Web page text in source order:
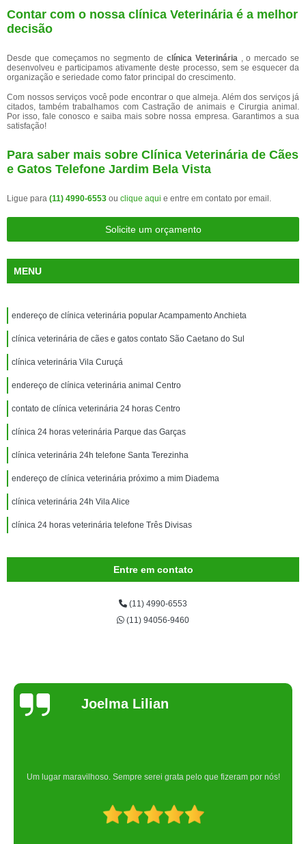
Contar com o nossa clínica Veterinária é a melhor
decisão
Desde que começamos no segmento de clínica Veterinária , o mercado se
desenvolveu e participamos ativamente deste processo, sem se esquecer da
organização e seriedade como fator principal do crescimento.
Com nossos serviços você pode encontrar o que almeja. Além dos serviços já
citados, também trabalhamos com Castração de animais e Cirurgia animal.
Por isso, fale conosco e saiba mais sobre nossa empresa. Garantimos a sua
satisfação!
Para saber mais sobre Clínica Veterinária de Cães
e Gatos Telefone Jardim Bela Vista
Ligue para (11) 4990-6553 ou clique aqui e entre em contato por email.
Solicite um orçamento
MENU
endereço de clínica veterinária popular Acampamento Anchieta
clínica veterinária de cães e gatos contato São Caetano do Sul
clínica veterinária Vila Curuçá
endereço de clínica veterinária animal Centro
contato de clínica veterinária 24 horas Centro
clínica 24 horas veterinária Parque das Garças
clínica veterinária 24h telefone Santa Terezinha
endereço de clínica veterinária próximo a mim Diadema
clínica veterinária 24h Vila Alice
clínica 24 horas veterinária telefone Três Divisas
Entre em contato
(11) 4990-6553
(11) 94056-9460
Joelma Lilian
Um lugar maravilhoso. Sempre serei grata pelo que fizeram por nós!